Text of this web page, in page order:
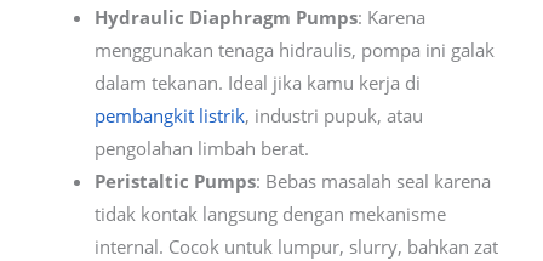
Hydraulic Diaphragm Pumps: Karena
menggunakan tenaga hidraulis, pompa ini galak
dalam tekanan. Ideal jika kamu kerja di
pembangkit listrik, industri pupuk, atau
pengolahan limbah berat.
Peristaltic Pumps: Bebas masalah seal karena
tidak kontak langsung dengan mekanisme
internal. Cocok untuk lumpur, slurry, bahkan zat